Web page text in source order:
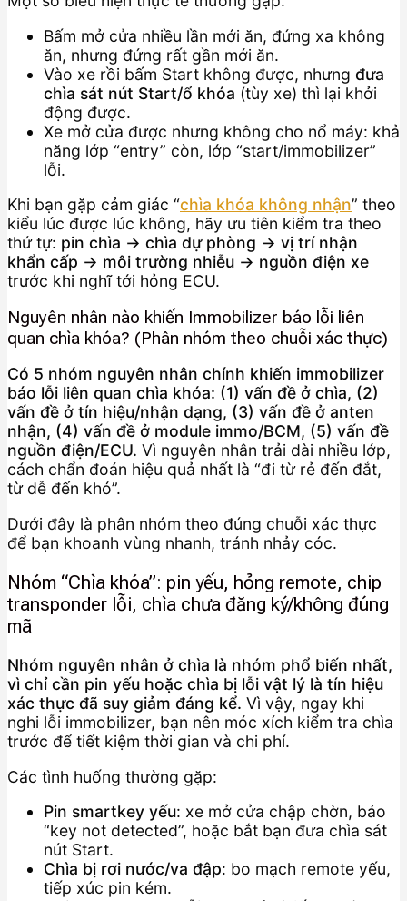
Bấm mở cửa nhiều lần mới ăn, đứng xa không
ăn, nhưng đứng rất gần mới ăn.
Vào xe rồi bấm Start không được, nhưng đưa
chìa sát nút Start/ổ khóa (tùy xe) thì lại khởi
động được.
Xe mở cửa được nhưng không cho nổ máy: khả
năng lớp “entry” còn, lớp “start/immobilizer”
lỗi.
Khi bạn gặp cảm giác “chìa khóa không nhận” theo
kiểu lúc được lúc không, hãy ưu tiên kiểm tra theo
thứ tự: pin chìa → chìa dự phòng → vị trí nhận
khẩn cấp → môi trường nhiễu → nguồn điện xe
trước khi nghĩ tới hỏng ECU.
Nguyên nhân nào khiến Immobilizer báo lỗi liên
quan chìa khóa? (Phân nhóm theo chuỗi xác thực)
Có 5 nhóm nguyên nhân chính khiến immobilizer
báo lỗi liên quan chìa khóa: (1) vấn đề ở chìa, (2)
vấn đề ở tín hiệu/nhận dạng, (3) vấn đề ở anten
nhận, (4) vấn đề ở module immo/BCM, (5) vấn đề
nguồn điện/ECU. Vì nguyên nhân trải dài nhiều lớp,
cách chẩn đoán hiệu quả nhất là “đi từ rẻ đến đắt,
từ dễ đến khó”.
Dưới đây là phân nhóm theo đúng chuỗi xác thực
để bạn khoanh vùng nhanh, tránh nhảy cóc.
Nhóm “Chìa khóa”: pin yếu, hỏng remote, chip
transponder lỗi, chìa chưa đăng ký/không đúng
mã
Nhóm nguyên nhân ở chìa là nhóm phổ biến nhất,
vì chỉ cần pin yếu hoặc chìa bị lỗi vật lý là tín hiệu
xác thực đã suy giảm đáng kể. Vì vậy, ngay khi
nghi lỗi immobilizer, bạn nên móc xích kiểm tra chìa
trước để tiết kiệm thời gian và chi phí.
Các tình huống thường gặp:
Pin smartkey yếu: xe mở cửa chập chờn, báo
“key not detected”, hoặc bắt bạn đưa chìa sát
nút Start.
Chìa bị rơi nước/va đập: bo mạch remote yếu,
tiếp xúc pin kém.